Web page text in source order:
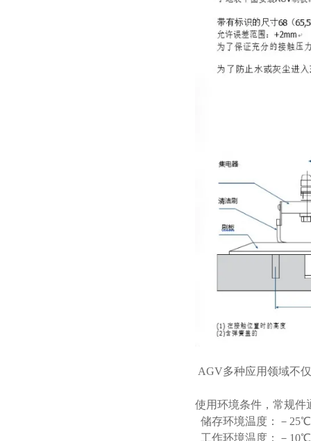
AGV多种应用领域不
使用环境条件，常规件
储存环境温度：－
工作环境温度：－